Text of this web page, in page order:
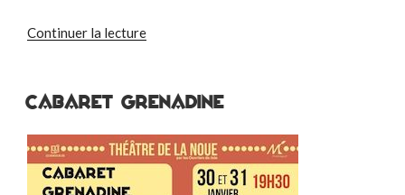
Continuer la lecturede
! »
CABARET GRENADINE